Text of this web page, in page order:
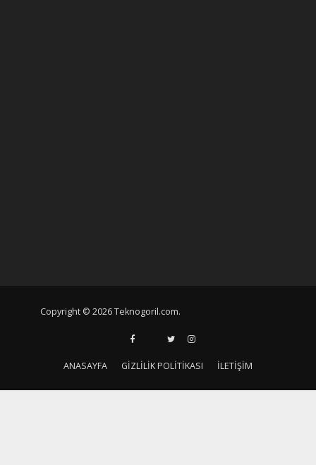
Copyright © 2026 Teknogoril.com.
ANASAYFA GIZLILIK POLITIKASI İLETIŞIM